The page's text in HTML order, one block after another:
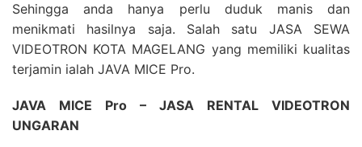
Sehingga anda hanya perlu duduk manis dan
menikmati hasilnya saja. Salah satu JASA SEWA
VIDEOTRON KOTA MAGELANG yang memiliki kualitas
terjamin ialah JAVA MICE Pro.
JAVA MICE Pro – JASA RENTAL VIDEOTRON
UNGARAN